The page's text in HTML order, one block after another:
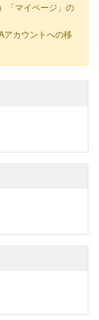
「マイページ」の
アカウントへの移